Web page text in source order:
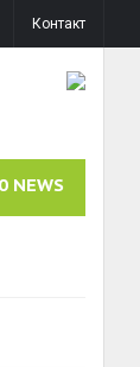
Контакт
0 NEWS